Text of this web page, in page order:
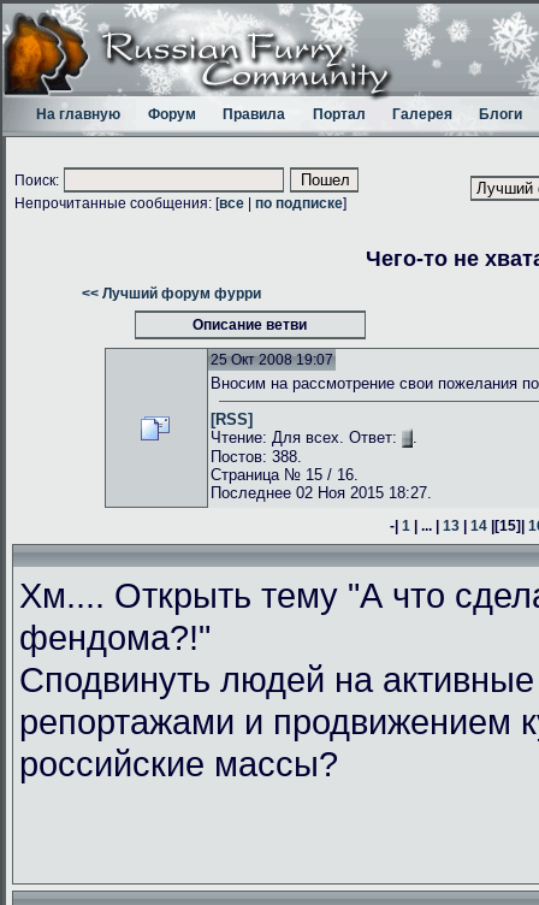
На главную Форум Правила Портал Галерея Блоги
Поиск:
Непрочитанные сообщения: [все по подписке]
Чего-то не
<< Лучший форум фурри
Описание ветви
25 Окт 2008 19:07
Вносим на рассмотрение свои пожелания
[RSS]
Чтение: Для всех. Ответ:
.
Постов: 388.
Страница № 15 / 16.
Последнее 02 Ноя 2015 18:27.
-|1 | ... |13 |14 |[15]|
Хм.... Открыть тему "А что
фендома?!"
Сподвинуть людей на активные
репортажами и продвижением
российские массы?